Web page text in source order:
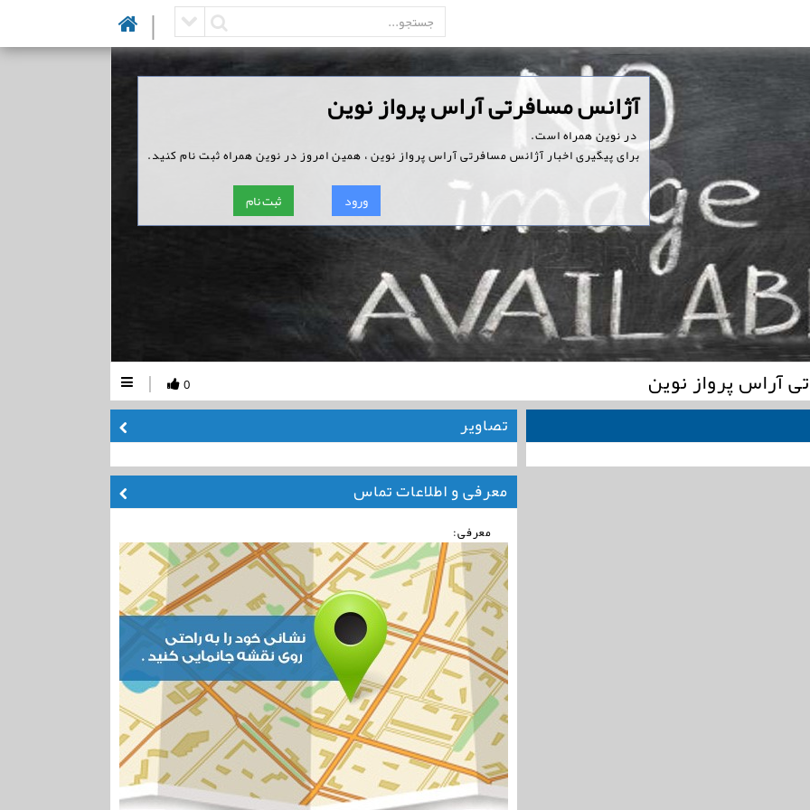
|
‏آژانس مسافرتی آراس پرواز نوین
‏ در نوین همراه است.
برای پیگیری اخبار آژانس مسافرتی آراس پرواز نوین ، همین امروز در نوین همراه ثبت نام کنید.
ورود ثبت نام
آراس پرواز نوین 0
|
تصاویر
معرفی و اطلاعات تماس
معرفی: